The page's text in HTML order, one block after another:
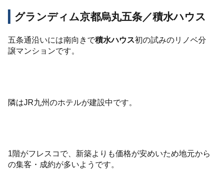
グランディム京都烏丸五条／積水ハウス
五条通沿いには南向きで積水ハウス初の試みのリノベ分
譲マンションです。
隣はJR九州のホテルが建設中です。
1階がフレスコで、新築よりも価格が安めいため地元から
の集客・成約が多いようです。